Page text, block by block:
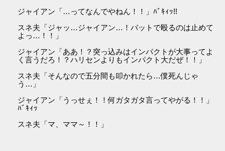
ジャイアン「…ってなんでやねん！！」ﾊﾞｷｨｯ!!
スネ夫「ジャッ…ジャイアン…！バットで殴るのは止めて
よっ…！！」
ジャイアン「ああ！？突っ込みはインパクトが大事ってよ
く言うだろ！？ハリセンよりもインパクト大だぜ！！」
スネ夫「そんなので五分間も叩かれたら…僕死んじゃ
う…」
ジャイアン「うっせぇ！！何ガタガタ言ってやがる！！」
ﾊﾞｷｨｯ
スネ夫「マ、ママ～！！」